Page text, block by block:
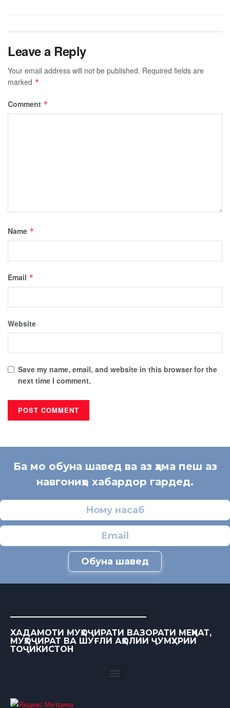
Leave a Reply
Your email address will not be published. Required fields are
marked *
Comment *
Name *
Email *
Website
Save my name, email, and website in this browser for the
next time I comment.
Ба мо обуна шавед ва аз ҳама пеш аз
навгониҳо хабардор гардед.
Обуна шавед
ХАДАМОТИ МУҲОҶИРАТИ ВАЗОРАТИ МЕҲНАТ,
МУҲОҶИРАТ ВА ШУҒЛИ АҲОЛИИ ҶУМҲУРИИ
ТОҶИКИСТОН